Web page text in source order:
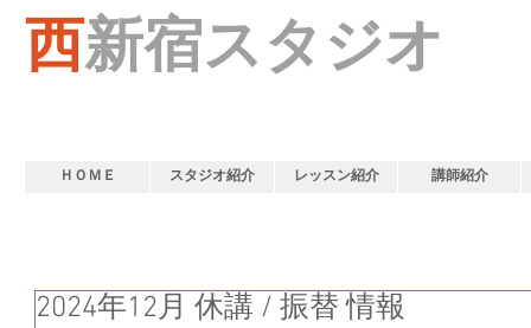
西新宿スタジオ
ＨＯＭＥ スタジオ紹介 レッスン紹介 講師紹介
2024年12月 休講 / 振替 情報